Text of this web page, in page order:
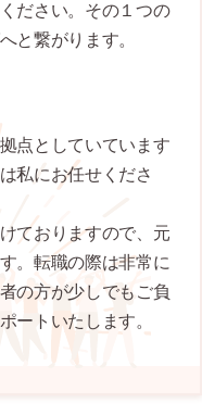
ださい。その１つの
と繋がります。
点としていています
私にお任せくださ
ておりますので、元
。転職の際は非常に
の方が少しでもご負
ートいたします。